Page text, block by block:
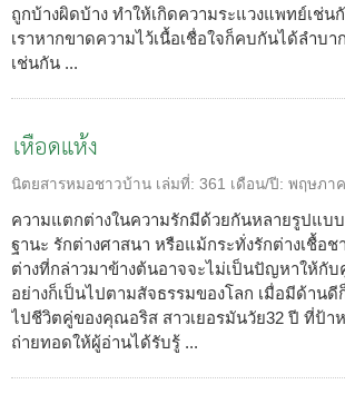
ถูกบ้างผิดบ้าง ทำให้เกิดความระแวงแพทย์เช่
เราหากขาดความไว้เนื้อเชื่อใจก็คบกันได้ลำบ
เช่นกัน ...
เหือดแห้ง
นิตยสารหมอชาวบ้าน เล่มที่: 361 เดือน/ปี: พฤษภา
ความแตกต่างในความรักมีด้วยกันหลายรูปแบบ
ฐานะ รักต่างศาสนา หรือแม้กระทั่งรักต่างเชื้อ
ต่างที่กล่าวมาข้างต้นอาจจะไม่เป็นปัญหาให้กับ
อย่างก็เป็นไปตามสัจธรรมของโลก เมื่อมีด้าน
ไปชีวิตคู่ของคุณอริส สาวเยอรมันวัย32 ปี ที่ป้า
ถ่ายทอดให้ผู้อ่านได้รับรู้ ...